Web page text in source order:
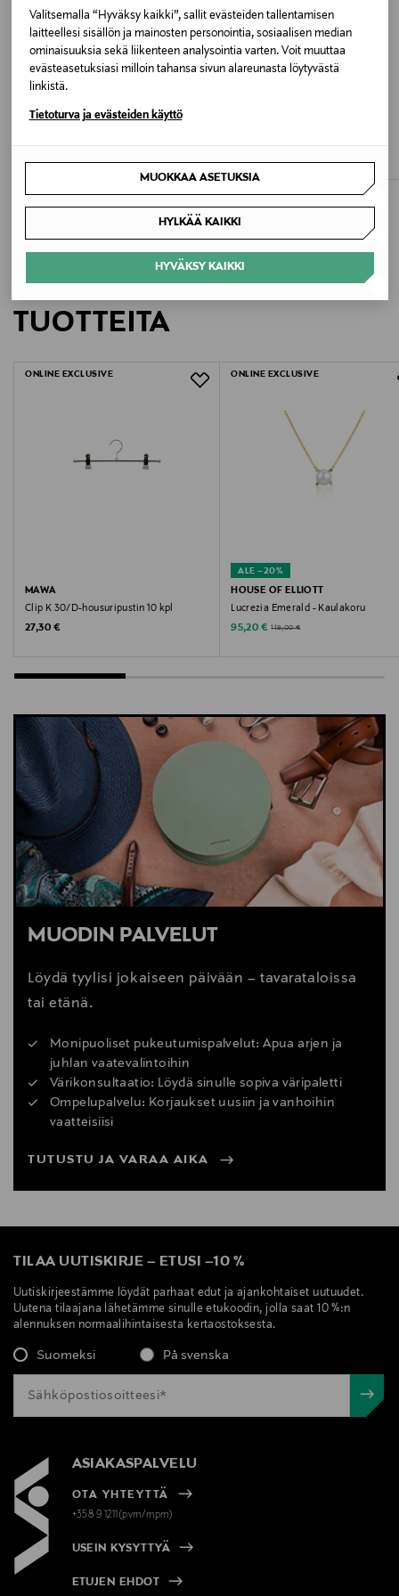
Valitsemalla “Hyväksy kaikki”, sallit evästeiden tallentamisen
laitteellesi sisällön ja mainosten personointia, sosiaalisen median
ominaisuuksia sekä liikenteen analysointia varten. Voit muuttaa
evästeasetuksiasi milloin tahansa sivun alareunasta löytyvästä
linkistä.
Tietoturva ja evästeiden käyttö
MUOKKAA ASETUKSIA
HYLKÄÄ KAIKKI
HYVÄKSY KAIKKI
kemiallinen pesu sallittu
Väri
19912
Artvej 1, 7100 Vejle, Denmark
farkkulippalakki, hattu, denim, puuvilla, MSCH
Copenhagen
ALE –40%
Discounted Price
69,00 € Original Price
115,00 €
Original Price
115,00 €
LISÄÄ KIINNOSTAVIA
TUOTTEITA
ONLINE EXCLUSIVE
MAWA
Clip K 30/D-housuripustin 10 kpl
Original Price
27,30 €
ALE –20%
ONLINE EXCLUSIVE
HOUSE OF ELLIOTT
Lucrezia Emerald - Kaulakoru
Discounted Price
95,20 € Original Price
119,00 €
MUODIN PALVELUT
Löydä tyylisi jokaiseen päivään – tavarataloissa
tai etänä.
Monipuoliset pukeutumispalvelut: Apua arjen ja
juhlan vaatevalintoihin
Värikonsultaatio: Löydä sinulle sopiva väripaletti
Ompelupalvelu: Korjaukset uusiin ja vanhoihin
vaatteisiisi
TUTUSTU JA VARAA AIKA
TILAA UUTISKIRJE – ETUSI –10 %
Uutiskirjeestämme löydät parhaat edut ja ajankohtaiset uutuudet.
Uutena tilaajana lähetämme sinulle etukoodin, jolla saat 10 %:n
alennuksen normaalihintaisesta kertaostoksesta.
Suomeksi På svenska
ASIAKASPALVELU
OTA YHTEYTTÄ
+358 9 1211(pvm/mpm)
USEIN KYSYTTYÄ
ETUJEN EHDOT